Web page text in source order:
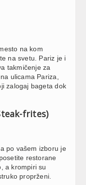
na kom
na svetu. Pariz je i
takmičenje za
ulicama Pariza,
zalogaj bageta dok
frites)
po vašem izboru je
restorane
a krompiri su
proprženi.